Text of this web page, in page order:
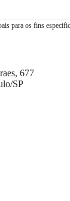
para os fins
677
SP